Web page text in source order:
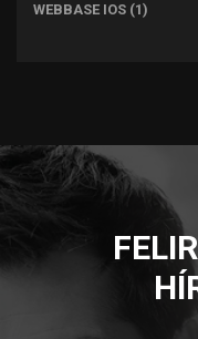
WEBBASE IOS (1)